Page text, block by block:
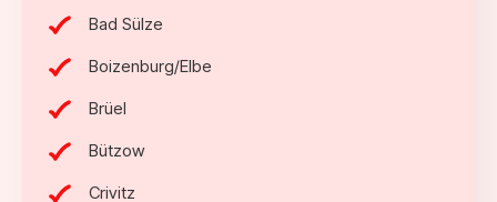
Bad Sülze
Boizenburg/Elbe
Brüel
Bützow
Crivitz